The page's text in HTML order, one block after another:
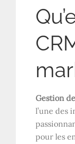
Gestion
l’une des
pour les